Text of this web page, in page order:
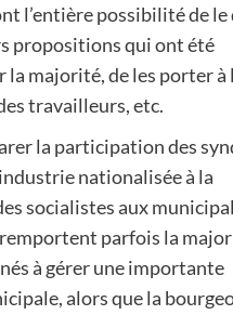
l’entière possibilité de le
propositions qui ont été
la majorité, de les porter à
travailleurs, etc.
la participation des
nationalisée à la
socialistes aux
parfois la
à gérer une importante
alors que la